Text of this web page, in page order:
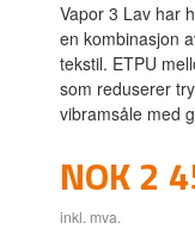
Vapor 3 Lav har
en kombinasjon
tekstil. ETPU
som reduserer
vibramsåle med
Pris
NOK2
inkl. mva.